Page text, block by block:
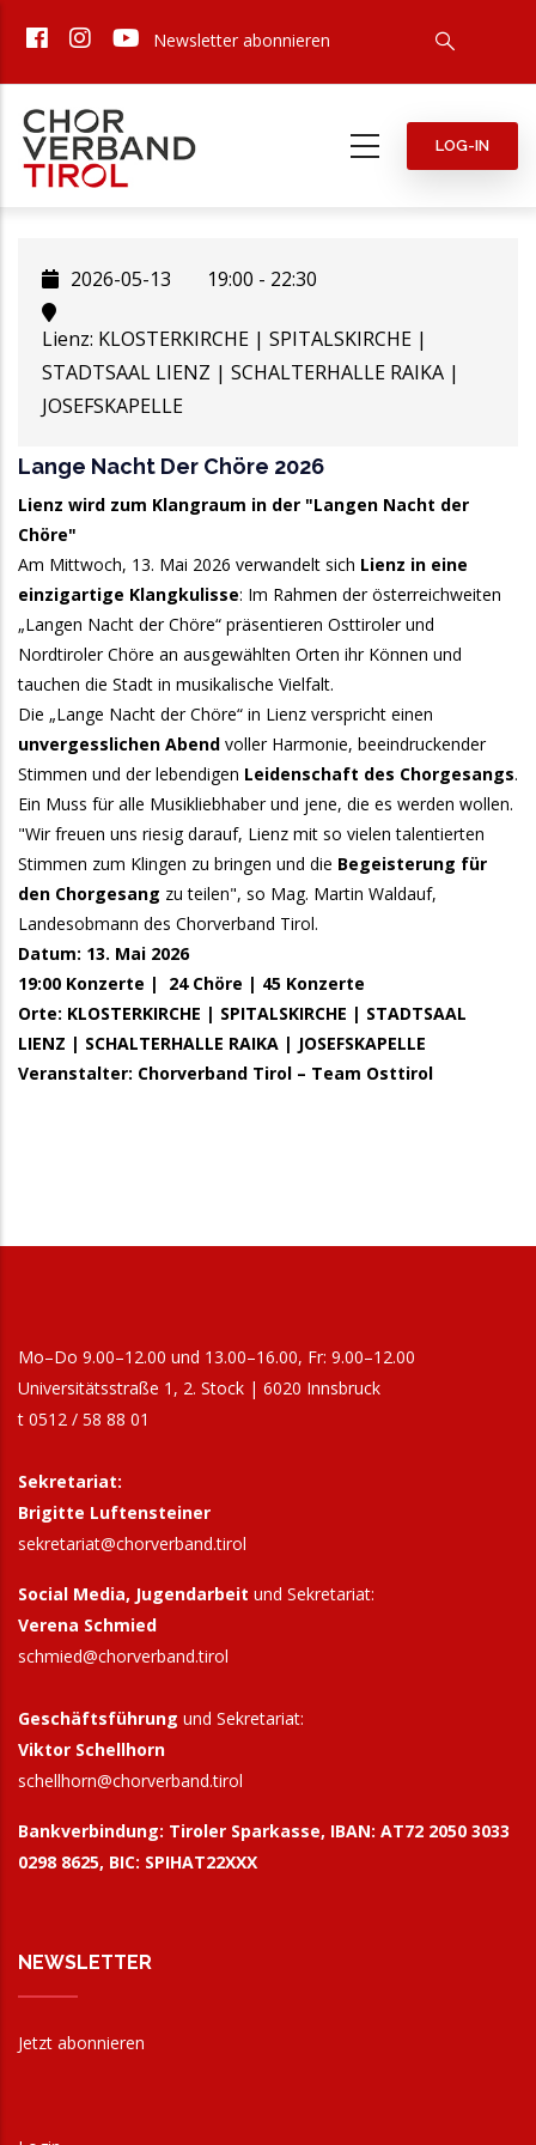
zum
Newsletter abonnieren
LOG-IN
2026-05-13 19:00 - 22:30
Lienz: KLOSTERKIRCHE | SPITALSKIRCHE |
STADTSAAL LIENZ | SCHALTERHALLE RAIKA |
JOSEFSKAPELLE
Lange Nacht Der Chöre 2026
Lienz wird zum Klangraum in der "Langen Nacht der
Chöre"
Am Mittwoch, 13. Mai 2026 verwandelt sich Lienz in eine
einzigartige Klangkulisse: Im Rahmen der österreichweiten
„Langen Nacht der Chöre“ präsentieren Osttiroler und
Nordtiroler Chöre an ausgewählten Orten ihr Können und
tauchen die Stadt in musikalische Vielfalt.
Die „Lange Nacht der Chöre“ in Lienz verspricht einen
unvergesslichen Abend voller Harmonie, beeindruckender
Stimmen und der lebendigen Leidenschaft des Chorgesangs.
Ein Muss für alle Musikliebhaber und jene, die es werden wollen.
"Wir freuen uns riesig darauf, Lienz mit so vielen talentierten
Stimmen zum Klingen zu bringen und die Begeisterung für
den Chorgesang zu teilen", so Mag. Martin Waldauf,
Landesobmann des Chorverband Tirol.
Datum: 13. Mai 2026
19:00 Konzerte | 24 Chöre | 45 Konzerte
Orte: KLOSTERKIRCHE | SPITALSKIRCHE | STADTSAAL
LIENZ | SCHALTERHALLE RAIKA | JOSEFSKAPELLE
Veranstalter: Chorverband Tirol – Team Osttirol
Mo–Do 9.00–12.00 und 13.00–16.00, Fr: 9.00–12.00
Universitätsstraße 1, 2. Stock | 6020 Innsbruck
t 0512 / 58 88 01
Sekretariat:
Brigitte Luftensteiner
sekretariat@chorverband.tirol
Social Media, Jugendarbeit und Sekretariat:
Verena Schmied
schmied@chorverband.tirol
Geschäftsführung und Sekretariat:
Viktor Schellhorn
schellhorn@chorverband.tirol
Bankverbindung: Tiroler Sparkasse, IBAN: AT72 2050 3033
0298 8625, BIC: SPIHAT22XXX
NEWSLETTER
Jetzt abonnieren